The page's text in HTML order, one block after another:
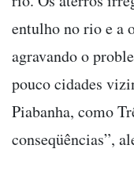
entulho no rio e a
agravando o
pouco cidades
Piabanha, como
conseqüências”,